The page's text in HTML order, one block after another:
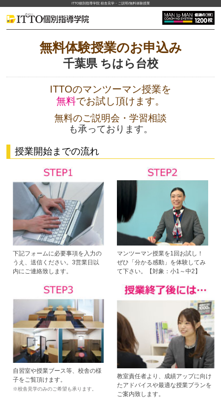
ITTO個別指導学院 校舎見学・ご説明/無料体験授業
無料体験授業のお申込み
千葉県 ちはら台校
ITTOのマンツーマン授業を
無料でお試し頂けます。
無料のご説明会・学習相談
も承っております。
授業開始までの流れ
下記フォームに必要事項を入力の
うえ、送信ください。3営業日以
内にご連絡致します。
マンツーマン授業を1回お試し！
ぜひ「分かる感動」を体験してみ
て下さい。【対象：小1～中2】
自習室や授業ブース等、校舎の様
子をご覧頂けます。
※校舎見学のみのご希望も承ります。
教室責任者より、成績アップに向け
たアドバイスや最適な授業プランを
ご案内致します。